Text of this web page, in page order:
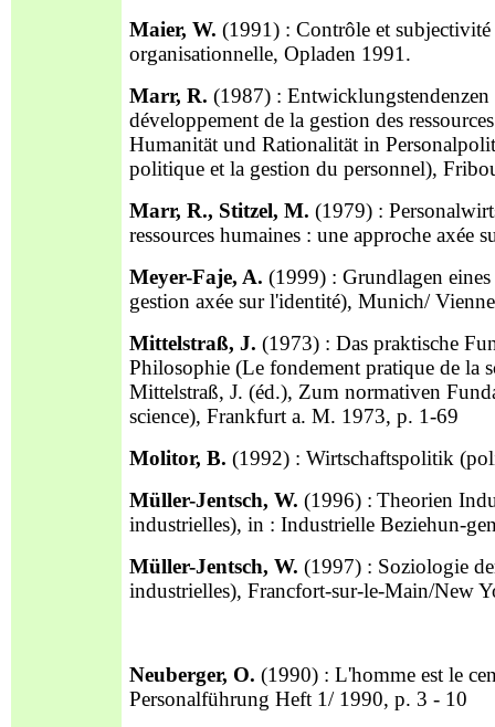
Maier, W. (1991) : Contrôle et subjectivité
organisationnelle, Opladen 1991.
Marr, R. (1987) : Entwicklungstendenzen
développement de la gestion des
Humanität und Rationalität in
politique et la gestion du personnel),
Marr, R., Stitzel, M. (1979) :
ressources humaines : une approche axée
Meyer-Faje, A. (1999) : Grundlagen
gestion axée sur l'identité), Munich/
Mittelstraß, J. (1973) : Das praktische
Philosophie (Le fondement pratique de la
Mittelstraß, J. (éd.), Zum normativen
science), Frankfurt a. M. 1973, p. 1-69
Molitor, B. (1992) : Wirtschaftspolitik
Müller-Jentsch, W. (1996) : Theorien
industrielles), in : Industrielle Beziehun-
Müller-Jentsch, W. (1997) : Soziologie
industrielles), Francfort-sur-le-Main/New
Neuberger, O. (1990) : L'homme est le
Personalführung Heft 1/ 1990, p. 3 - 10